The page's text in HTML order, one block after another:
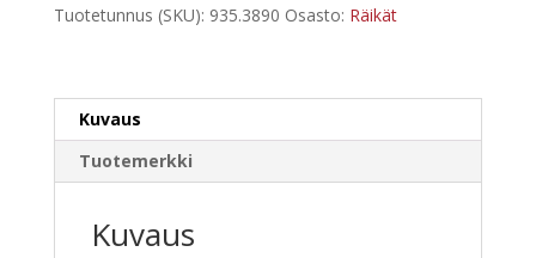
hampainen
Tuotetunnus (SKU): 935.3890 Osasto: Räikät
Kuvaus
Tuotemerkki
Kuvaus